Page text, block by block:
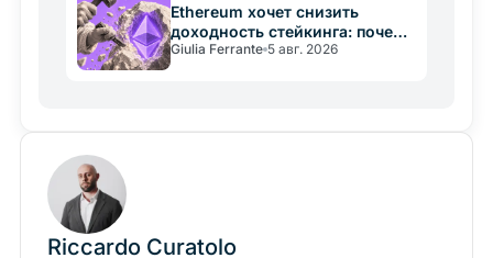
Ethereum хочет снизить
доходность стейкинга: почему
сообщество разделилось
Giulia Ferrante 5 авг. 2026
Riccardo Curatolo